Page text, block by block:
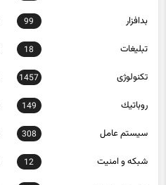
تبلیغات 18
تکنولوژی 1457
روباتيك 149
سيستم عامل 308
شبكه و امنيت 12
كامپيوتر همراه 113